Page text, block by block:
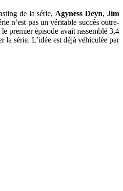
de la série,Agyness Deyn,Jim
n’est pas un véritable succès outre-
premier épisode avait rassemblé 3,4
la série. L’idée est déjà véhiculée par